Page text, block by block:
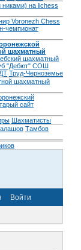
на lichess
Voronezh Chess
чемпионат
шахматный
шахматный
"Дебют" СОШ
Труд-Черноземье
шахматный
сайт
Шахматисты
Тамбов
Войти